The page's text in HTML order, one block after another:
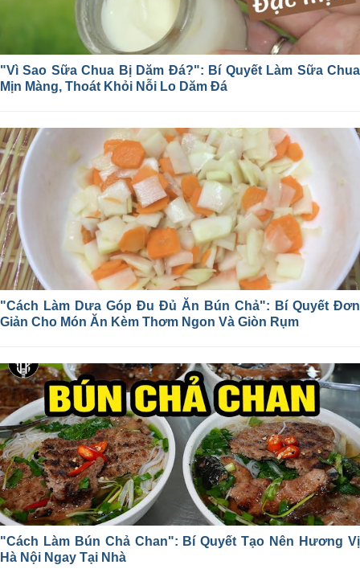
"Vì Sao Sữa Chua Bị Dăm Đá?": Bí Quyết Làm Sữa Chua
Mịn Màng, Thoát Khỏi Nỗi Lo Dăm Đá
"Cách Làm Dưa Góp Đu Đủ Ăn Bún Chả": Bí Quyết Đơn
Giản Cho Món Ăn Kèm Thơm Ngon Và Giòn Rụm
"Cách Làm Bún Chả Chan": Bí Quyết Tạo Nên Hương Vị
Hà Nội Ngay Tại Nhà